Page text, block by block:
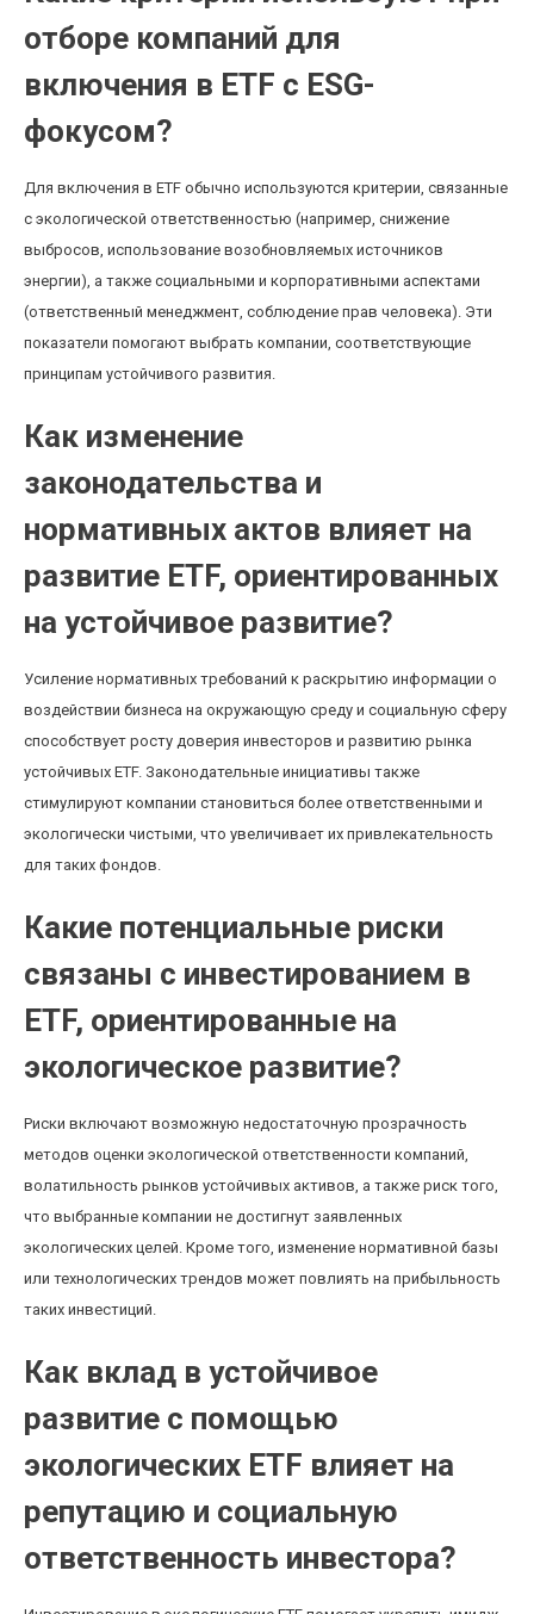
отборе компаний для
включения в ETF с ESG-
фокусом?
Для включения в ETF обычно используются критерии, связанные
с экологической ответственностью (например, снижение
выбросов, использование возобновляемых источников
энергии), а также социальными и корпоративными аспектами
(ответственный менеджмент, соблюдение прав человека). Эти
показатели помогают выбрать компании, соответствующие
принципам устойчивого развития.
Как изменение
законодательства и
нормативных актов влияет на
развитие ETF, ориентированных
на устойчивое развитие?
Усиление нормативных требований к раскрытию информации о
воздействии бизнеса на окружающую среду и социальную сферу
способствует росту доверия инвесторов и развитию рынка
устойчивых ETF. Законодательные инициативы также
стимулируют компании становиться более ответственными и
экологически чистыми, что увеличивает их привлекательность
для таких фондов.
Какие потенциальные риски
связаны с инвестированием в
ETF, ориентированные на
экологическое развитие?
Риски включают возможную недостаточную прозрачность
методов оценки экологической ответственности компаний,
волатильность рынков устойчивых активов, а также риск того,
что выбранные компании не достигнут заявленных
экологических целей. Кроме того, изменение нормативной базы
или технологических трендов может повлиять на прибыльность
таких инвестиций.
Как вклад в устойчивое
развитие с помощью
экологических ETF влияет на
репутацию и социальную
ответственность инвестора?